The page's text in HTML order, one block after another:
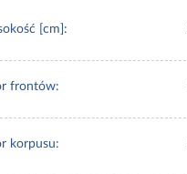
[cm]:
frontów:
korpusu: